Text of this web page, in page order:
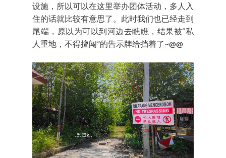
设施，所以可以在这里举办团体活动，多人入
住的话就比较有意思了。此时我们也已经走到
尾端，原以为可以到河边去瞧瞧，结果被“私
人重地，不得擅闯”的告示牌给挡着了~@@